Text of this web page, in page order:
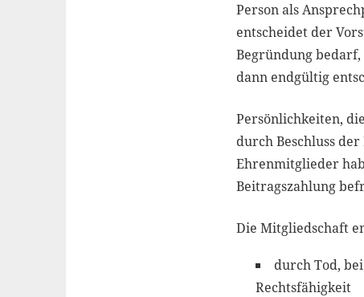
Person als
entscheidet der
Begründung
dann endgültig
Persönlichkeiten,
durch Beschluss
Ehrenmitglieder
Beitragszahlung
Die Mitgliedschaft
durch Tod,
Rechtsfähigkeit